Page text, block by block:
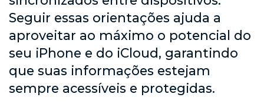
Seguir essas orientações ajuda a
aproveitar ao máximo o potencial do
seu iPhone e do iCloud, garantindo
que suas informações estejam
sempre acessíveis e protegidas.